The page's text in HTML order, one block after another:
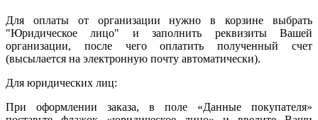
Для оплаты от организации нужно в корзине выбрать
"Юридическое лицо" и заполнить реквизиты Вашей
организации, после чего оплатить полученный счет
(высылается на электронную почту автоматически).
Для юридических лиц:
При оформлении заказа, в поле «Данные покупателя»